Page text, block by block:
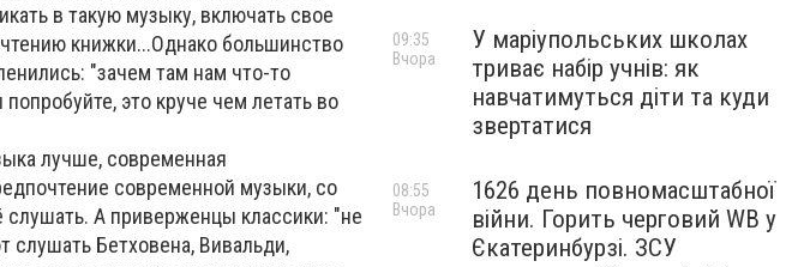
в такую музыку, включать свое
книжки...Однако большинство
"зачем там нам что-то
это круче чем летать во
лучше, современная
современной музыки, со
слушать. А приверженцы классики: "не
слушать Бетховена, Вивальди,
У маріупольських школах
триває набір учнів: як
навчатимуться діти та куди
звертатися
09:35
Вчора
1626 день повномасштабної
війни. Горить черговий WB у
Єкатеринбурзі. ЗСУ
08:55
Вчора